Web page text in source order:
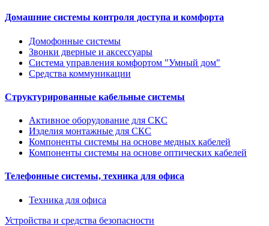
Домашние системы контроля доступа и комфорта
Домофонные системы
Звонки дверные и аксессуары
Система управления комфортом "Умный дом"
Средства коммуникации
Структурированные кабельные системы
Активное оборудование для СКС
Изделия монтажные для СКС
Компоненты системы на основе медных кабелей
Компоненты системы на основе оптических кабелей
Телефонные системы, техника для офиса
Техника для офиса
Устройства и средства безопасности